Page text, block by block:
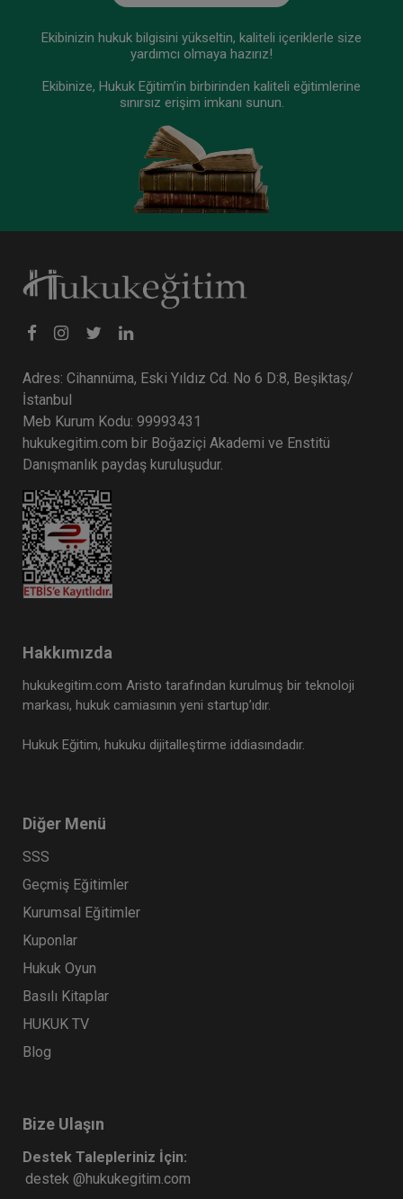
Ekibinizin hukuk bilgisini yükseltin, kaliteli içeriklerle size
yardımcı olmaya hazırız!
Ekibinize, Hukuk Eğitim’in birbirinden kaliteli eğitimlerine
sınırsız erişim imkanı sunun.
Adres: Cihannüma, Eski Yıldız Cd. No 6 D:8, Beşiktaş/
İstanbul
Meb Kurum Kodu: 99993431
hukukegitim.com bir Boğaziçi Akademi ve Enstitü
Danışmanlık paydaş kuruluşudur.
Hakkımızda
hukukegitim.com Aristo tarafından kurulmuş bir teknoloji
markası, hukuk camiasının yeni startup’ıdır.
Hukuk Eğitim, hukuku dijitalleştirme iddiasındadır.
Diğer Menü
SSS
Geçmiş Eğitimler
Kurumsal Eğitimler
Kuponlar
Hukuk Oyun
Basılı Kitaplar
HUKUK TV
Blog
Bize Ulaşın
Destek Talepleriniz İçin:
destek @hukukegitim.com